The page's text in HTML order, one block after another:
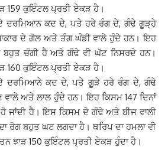
159 ਕੁਇੰਟਲ ਪ੍ਰਤੀ ਏਕੜ ਹੈ।
ਦਰਮਿਆਨ ਕਦ ਦੇ, ਪਤੇ ਹਰੇ ਰੰਗ ਦੇ, ਗੰਢੇ ਗੂੜ੍ਹੇ
ਦੇ ਗੋਲ ਅਤੇ ਤੰਗ ਘੰਡੀ ਵਾਲੇ ਹੁੰਦੇ ਹਨ। ਇਹ
ਬਹੁਤ ਚੰਗੀ ਹੈ ਅਤੇ ਗੰਢੇ ਵੀ ਘੱਟ ਨਿਸਰਦੇ ਹਨ।
160 ਕੁਇੰਟਲ ਪ੍ਰਤੀ ਏਕੜ ਹੈ।
ਦਰਮਿਆਨੇ ਕਦ ਦੇ, ਪਤੇ ਗੂੜੇ ਹਰੇ ਰੰਗ ਦੇ, ਗੰਢੇ
ਅਤੇ ਲਾਲ ਹੁੰਦੇ ਹਨ। ਇਹ ਕਿਸਮ 147 ਦਿਨਾਂ
ਜਾਂਦੀ ਹੈ। ਇਸ ਕਿਸਮ ਦੇ ਗੰਢੇ ਅਤੇ ਬੀਜ ਵਾਲੀ
ਰੋਗ ਬਹੁਤ ਘਟ ਲਗਦਾ ਹੈ। ਥਰਿਪ ਦਾ ਹਮਲਾ ਵੀ
ਝਾੜ 150 ਕੁਇੰਟਲ ਪ੍ਰਤੀ ਏਕੜ ਹੁੰਦਾ ਹੈ।